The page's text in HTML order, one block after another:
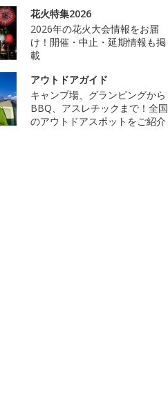
花火特集2026
2026年の花火大会情報をお届
け！開催・中止・延期情報も掲
載
アウトドアガイド
キャンプ場、グランピングから
BBQ、アスレチックまで！全国
のアウトドアスポットをご紹介